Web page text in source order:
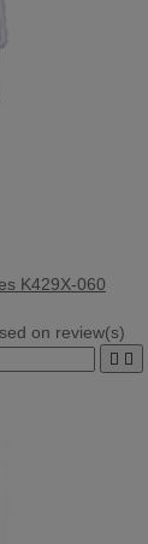
K429X-060
on review(s)
 